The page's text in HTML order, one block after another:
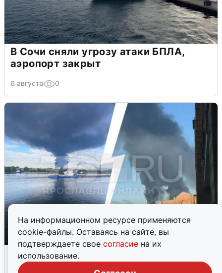
На информационном ресурсе применяются
cookie-файлы. Оставаясь на сайте, вы
подтверждаете свое согласие на их
использование.
В Сочи сняли угрозу атаки БПЛА,
аэропорт закрыт
6 августа 0
Ночная атака БПЛА на Ярославль:
попадания и последствия